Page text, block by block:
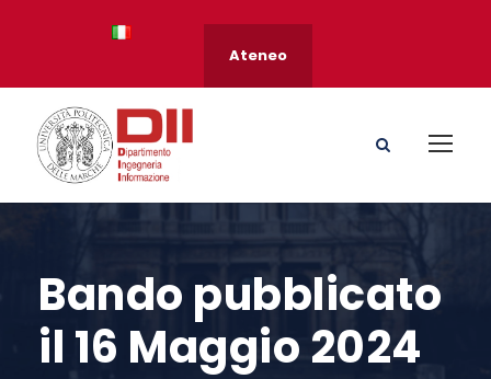
Ateneo
Bando pubblicato
il 16 Maggio 2024